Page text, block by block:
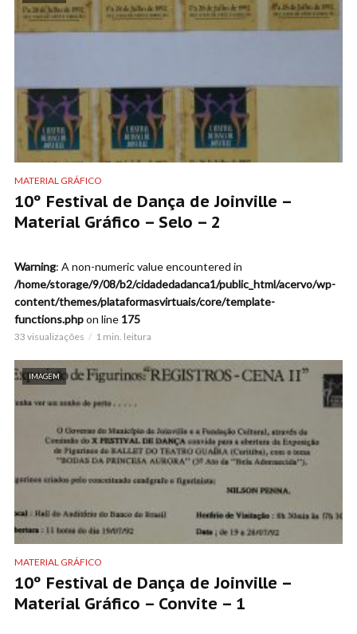
MATERIAL GRÁFICO
10º Festival de Dança de Joinville –
Material Gráfico – Selo – 2
Warning: A non-numeric value encountered in
/home/storage/9/08/b2/cidadedadanca1/public_html/acervo/wp-
content/themes/plataformasvirtuais/core/template-
functions.phpon line 175
33 visualizações 1 min. leitura
IMAGEM
MATERIAL GRÁFICO
10º Festival de Dança de Joinville –
Material Gráfico – Convite – 1